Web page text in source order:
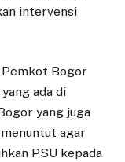
intervensi
Pemkot Bogor
ada di
yang juga
agar
PSU kepada